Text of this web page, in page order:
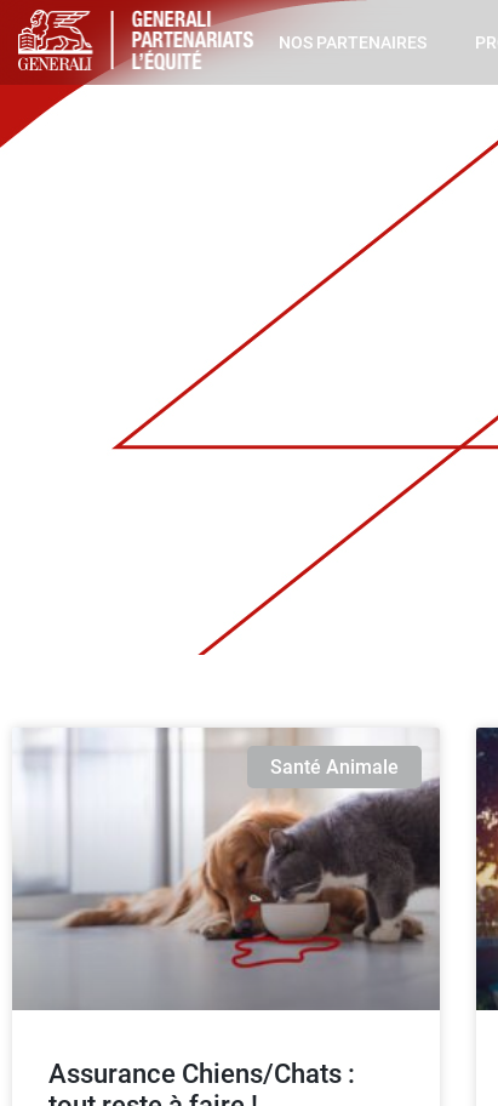
NOS PARTENAIRES
Santé Animale
Assurance Chiens/Chats :